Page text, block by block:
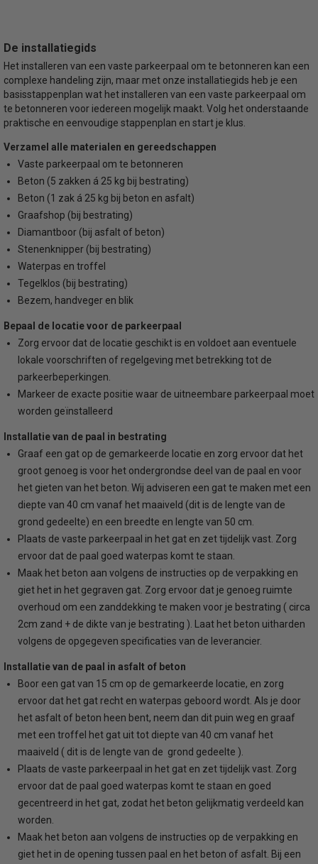
De installatiegids
Het installeren van een vaste parkeerpaal om te betonneren kan een
complexe handeling zijn, maar met onze installatiegids heb je een
basisstappenplan wat het installeren van een vaste parkeerpaal om
te betonneren voor iedereen mogelijk maakt. Volg het onderstaande
praktische en eenvoudige stappenplan en start je klus.
Verzamel alle materialen en gereedschappen
Vaste parkeerpaal om te betonneren
Beton (5 zakken á 25 kg bij bestrating)
Beton (1 zak á 25 kg bij beton en asfalt)
Graafshop (bij bestrating)
Diamantboor (bij asfalt of beton)
Stenenknipper (bij bestrating)
Waterpas en troffel
Tegelklos (bij bestrating)
Bezem, handveger en blik
Bepaal de locatie voor de parkeerpaal
Zorg ervoor dat de locatie geschikt is en voldoet aan eventuele
lokale voorschriften of regelgeving met betrekking tot de
parkeerbeperkingen.
Markeer de exacte positie waar de uitneembare parkeerpaal moet
worden geïnstalleerd
Installatie van de paal in bestrating
Graaf een gat op de gemarkeerde locatie en zorg ervoor dat het
groot genoeg is voor het ondergrondse deel van de paal en voor
het gieten van het beton. Wij adviseren een gat te maken met een
diepte van 40 cm vanaf het maaiveld (dit is de lengte van de
grond gedeelte) en een breedte en lengte van 50 cm.
Plaats de vaste parkeerpaal in het gat en zet tijdelijk vast. Zorg
ervoor dat de paal goed waterpas komt te staan.
Maak het beton aan volgens de instructies op de verpakking en
giet het in het gegraven gat. Zorg ervoor dat je genoeg ruimte
overhoud om een zanddekking te maken voor je bestrating ( circa
2cm zand + de dikte van je bestrating ). Laat het beton uitharden
volgens de opgegeven specificaties van de leverancier.
Installatie van de paal in asfalt of beton
Boor een gat van 15 cm op de gemarkeerde locatie, en zorg
ervoor dat het gat recht en waterpas geboord wordt. Als je door
het asfalt of beton heen bent, neem dan dit puin weg en graaf
met een troffel het gat uit tot diepte van 40 cm vanaf het
maaiveld ( dit is de lengte van de grond gedeelte ).
Plaats de vaste parkeerpaal in het gat en zet tijdelijk vast. Zorg
ervoor dat de paal goed waterpas komt te staan en goed
gecentreerd in het gat, zodat het beton gelijkmatig verdeeld kan
worden.
Maak het beton aan volgens de instructies op de verpakking en
giet het in de opening tussen paal en het beton of asfalt. Bij een